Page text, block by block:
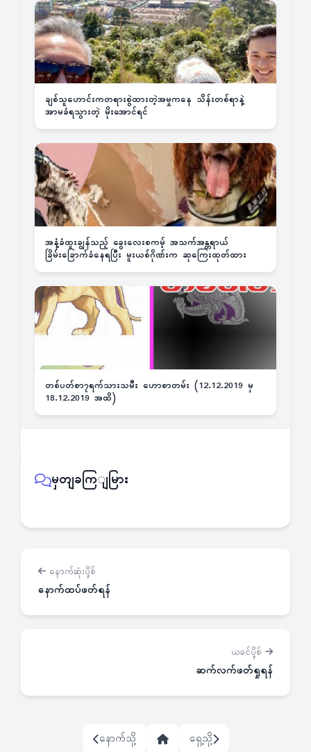
ချစ်သူဟောင်းကတရားစွဲထားတဲ့အမှုကနေ သိန်းတစ်ရာနဲ့
အာမခံရသွားတဲ့ မိုးအောင်ရင်
အနံ့ခံထူးချွန်သည့် ခွေးလေးစကမ့် အသက်အန္တရာယ်
ခြိမ်းခြောက်ခံနေရပြီး မူးယစ်ဂိုဏ်းက ဆုကြေးထုတ်ထား
တစ်ပတ်စာ၇ရက်သားသမီး ဟောစာတမ်း (12.12.2019 မှ
18.12.2019 အထိ)
မှတျခကြျမြား
နောက်ဆုံးပို့စ်
နောက်ထပ်ဖတ်ရန်
ယခင်ပို့စ်
ဆက်လက်ဖတ်ရှုရန်
နောက်သို့ ရှေ့သို့